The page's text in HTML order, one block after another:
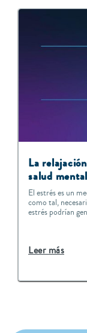
La
salud mental
El estrés es un
como tal,
estrés podrían
Leer más